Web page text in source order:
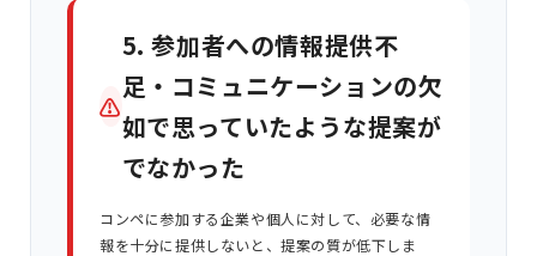
⚠
5. 参加者への情報提供不
足・コミュニケーションの欠
如で思っていたような提案が
でなかった
コンペに参加する企業や個人に対して、必要な情
報を十分に提供しないと、提案の質が低下しま